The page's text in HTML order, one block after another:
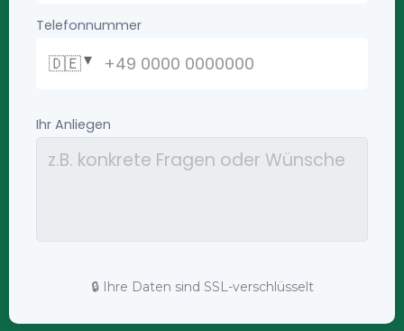
🔒 Ihre Daten sind SSL-verschlüsselt